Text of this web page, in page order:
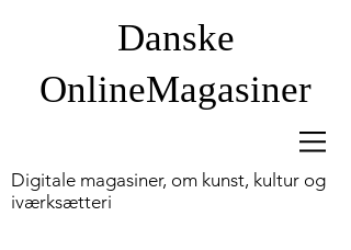
Danske
OnlineMagasiner
Digitale magasiner, om kunst, kultur og
iværksætteri